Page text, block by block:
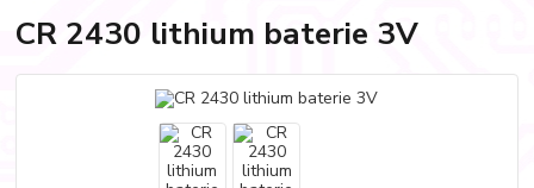
CR 2430 lithium baterie 3V